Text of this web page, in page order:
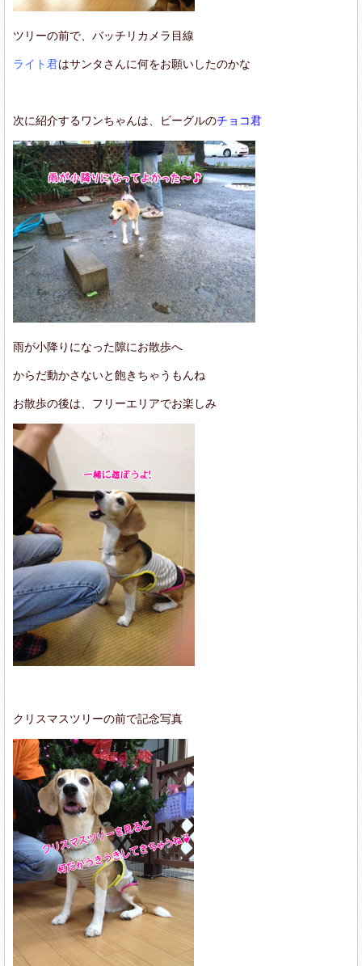
ツリーの前で、バッチリカメラ目線
ライト君はサンタさんに何をお願いしたのかな
次に紹介するワンちゃんは、ビーグルのチョコ君
雨が小降りになった隙にお散歩へ
からだ動かさないと飽きちゃうもんね
お散歩の後は、フリーエリアでお楽しみ
クリスマスツリーの前で記念写真